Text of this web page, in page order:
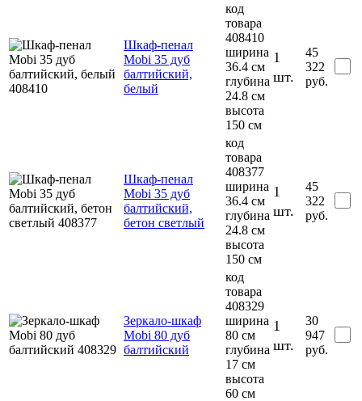
Шкаф-пенал
Mobi 35 дуб
балтийский,
белый
код
товара
408410
ширина
36.4 см
глубина
24.8 см
высота
150 см
1
шт.
45
322
руб.
Шкаф-пенал
Mobi 35 дуб
балтийский,
бетон светлый
код
товара
408377
ширина
36.4 см
глубина
24.8 см
высота
150 см
1
шт.
45
322
руб.
Зеркало-шкаф
Mobi 80 дуб
балтийский
код
товара
408329
ширина
80 см
глубина
17 см
высота
60 см
1
шт.
30
947
руб.